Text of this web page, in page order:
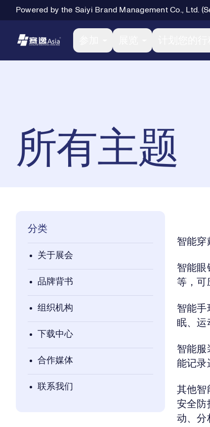
Powered by the Saiyi Brand Management Co., Ltd.
Primary Navigation
所有主题
分类
关于展会
品牌背书
组织机构
下载中心
合作媒体
联系我们
智能穿
智能眼
等，可
智能手
眠、运
智能服
能记录
其他智
安全防
动、分